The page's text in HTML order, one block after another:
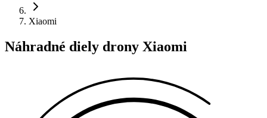
Xiaomi
Náhradné diely drony Xiaomi